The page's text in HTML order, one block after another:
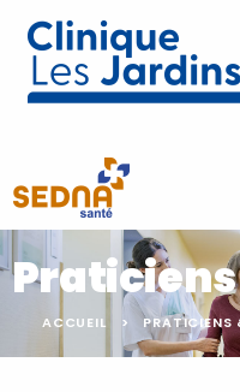
ACCUEIL PRATICIENS